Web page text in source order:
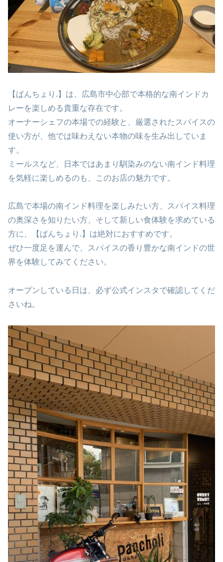
【ぱんちょり.】は、広島市中心部で本格的な南インドカ
レーを楽しめる貴重な存在です。
オーナーシェフの本場での経験と、厳選されたスパイスの
使い方が、他では味わえない本物の味を生み出していま
す。
ミールスなど、日本ではあまり馴染みのない南インド料理
を気軽に楽しめるのも、このお店の魅力です。
広島で本場の南インド料理を楽しみたい方、スパイス料理
の奥深さを知りたい方、そして新しい食体験を求めている
方に、【ぱんちょり.】は絶対におすすめです。
ぜひ一度足を運んで、スパイスの香り豊かな南インドの世
界を体験してみてください。
オープンしている日は、必ず公式インスタで確認してくだ
さいね。